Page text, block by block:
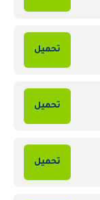
تحميل
تحميل
تحميل